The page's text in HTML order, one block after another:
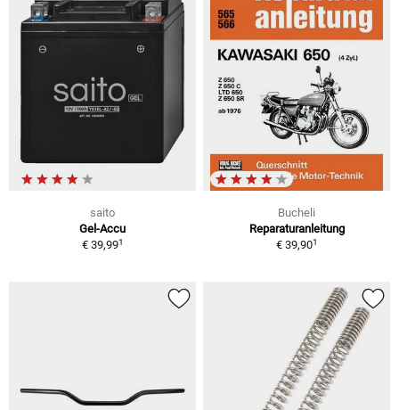
saito
Gel-Accu
€ 39,991
Bucheli
Reparaturanleitung
€ 39,901